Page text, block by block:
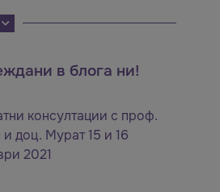
в блога ни!
консултации с проф.
доц. Мурат 15 и 16
2021